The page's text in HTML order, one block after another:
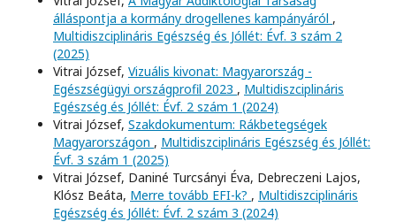
álláspontja a kormány drogellenes kampányáról ,
Multidiszciplináris Egészség és Jóllét: Évf. 3 szám 2
(2025)
Vitrai József, Vizuális kivonat: Magyarország -
Egészségügyi országprofil 2023 , Multidiszciplináris
Egészség és Jóllét: Évf. 2 szám 1 (2024)
Vitrai József, Szakdokumentum: Rákbetegségek
Magyarországon , Multidiszciplináris Egészség és Jóllét:
Évf. 3 szám 1 (2025)
Vitrai József, Daniné Turcsányi Éva, Debreczeni Lajos,
Klósz Beáta, Merre tovább EFI-k? , Multidiszciplináris
Egészség és Jóllét: Évf. 2 szám 3 (2024)